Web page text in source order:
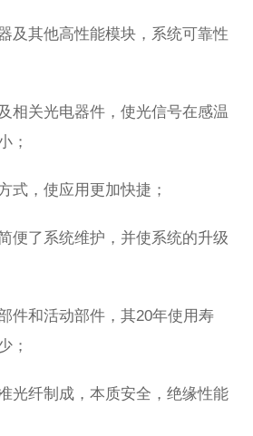
及其他高性能模块，系统可靠性
相关光电器件，使光信号在感温
；
式，使应用更加快捷；
便了系统维护，并使系统的升级
件和活动部件，其20年使用寿
；
光纤制成，本质安全，绝缘性能